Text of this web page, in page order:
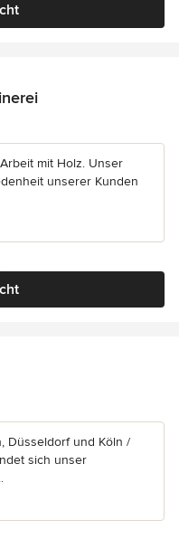
5 Sternen
mit Holz. Unser
unserer Kunden
5 Sternen
Düsseldorf und Köln /
sich unser